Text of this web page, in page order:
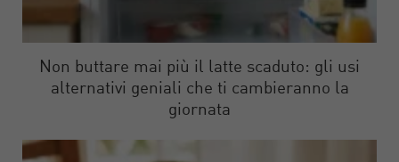
Non buttare mai più il latte scaduto: gli usi
alternativi geniali che ti cambieranno la
giornata